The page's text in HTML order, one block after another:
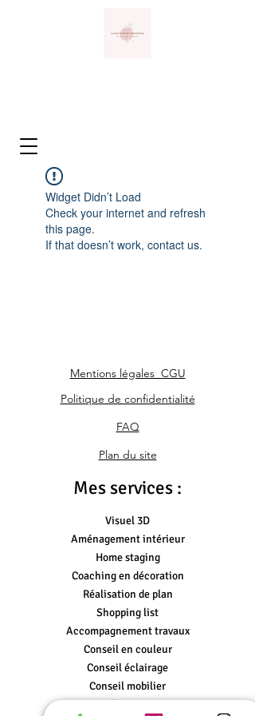
Widget Didn’t Load
Check your internet and refresh
this page.
If that doesn’t work, contact us.
Mentions légales CGU
Politique de confidentialité
FAQ
Plan du site
Mes services :
Visuel 3D
Aménagement intérieur
Home staging
Coaching en décoration
Réalisation de plan
Shopping list
Accompagnement travaux
Conseil en couleur
Conseil éclairage
Conseil mobilier
Conseil accessoires